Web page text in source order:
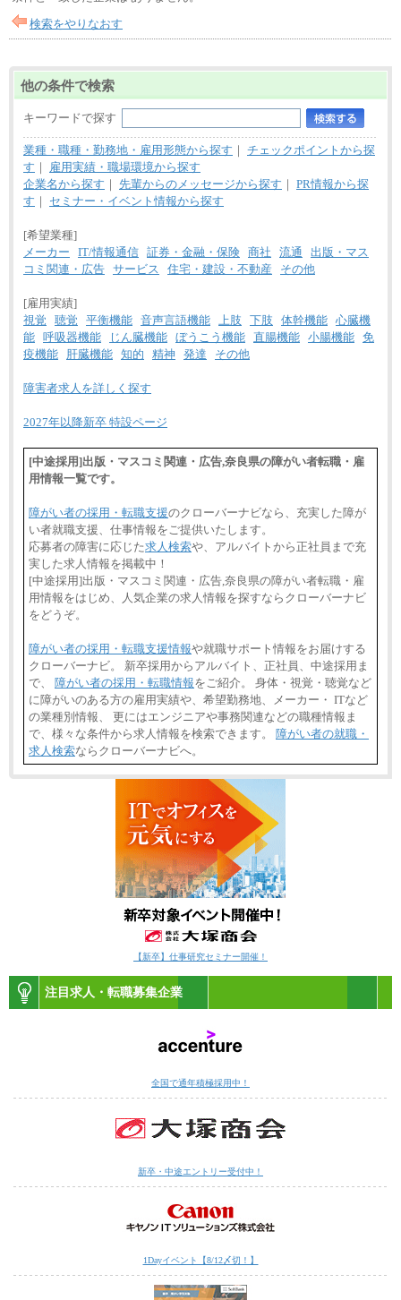
検索をやりなおす
他の条件で検索
キーワードで探す
業種・職種・勤務地・雇用形態から探す ｜ チェックポイントから探
す ｜
雇用実績・職場環境から探す
企業名から探す ｜ 先輩からのメッセージから探す ｜ PR情報から探
す ｜ セミナー・イベント情報から探す
[希望業種]
メーカー
IT/情報通信 証券・金融・保険 商社 流通
出版・マス
コミ関連・広告 サービス 住宅・建設・不動産 その他
[雇用実績]
視覚
聴覚 平衡機能 音声言語機能 上肢 下肢 体幹機能 心臓機
能 呼吸器機能 じん臓機能 ぼうこう機能 直腸機能 小腸機能 免
疫機能
肝臓機能 知的 精神 発達 その他
障害者求人を詳しく探す
2027年以降新卒 特設ページ
[中途採用]出版・マスコミ関連・広告,奈良県の障がい者転職・雇
用情報一覧です。
障がい者の採用・転職支援のクローバーナビなら、充実した障が
い者就職支援、仕事情報をご提供いたします。
応募者の障害に応じた求人検索や、アルバイトから正社員まで充
実した求人情報を掲載中！
[中途採用]出版・マスコミ関連・広告,奈良県の障がい者転職・雇
用情報をはじめ、人気企業の求人情報を探すならクローバーナビ
をどうぞ。
障がい者の採用・転職支援情報や就職サポート情報をお届けする
クローバーナビ。 新卒採用からアルバイト、正社員、中途採用ま
で、 障がい者の採用・転職情報をご紹介。 身体・視覚・聴覚など
に障がいのある方の雇用実績や、希望勤務地、メーカー・ ITなど
の業種別情報、 更にはエンジニアや事務関連などの職種情報ま
で、様々な条件から求人情報を検索できます。 障がい者の就職・
求人検索ならクローバーナビへ。
【新卒】仕事研究セミナー開催！
注目求人・転職募集企業
全国で通年積極採用中！
新卒・中途エントリー受付中！
1Dayイベント【8/12〆切！】